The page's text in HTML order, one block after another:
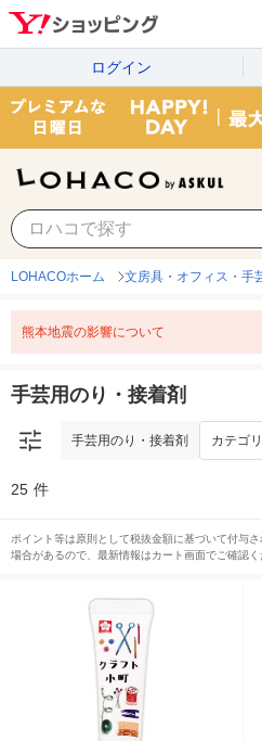
ログイン
手芸用のり・接着剤
LOHACOホーム 文房具・オフィス・手
熊本地震の影響について
手芸用のり・接着剤
手芸用のり・接着剤 カテゴリ
25 件
ポイント等は原則として税抜金額に基づいて付与
場合があるので、最新情報はカート画面でご確認く